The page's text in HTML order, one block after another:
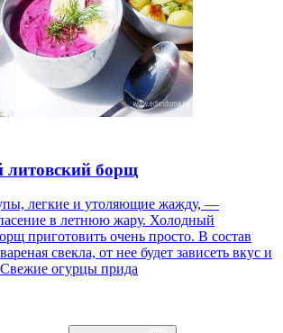
литовский борщ
легкие и утоляющие жажду, —
в летнюю жару. Холодный
приготовить очень просто. В состав
свекла, от нее будет зависеть вкус и
огурцы прида